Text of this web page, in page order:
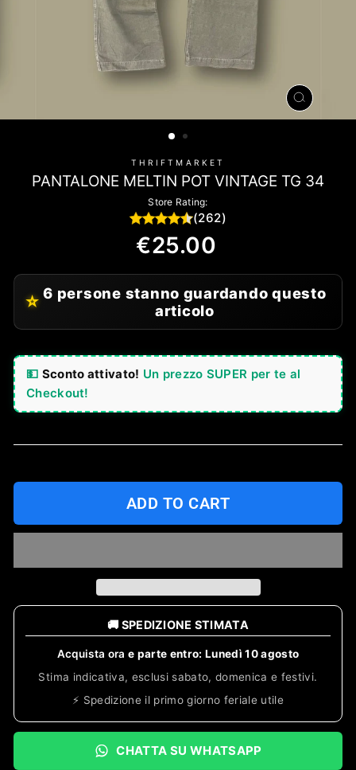
CHIUDI
(ESC)
THRIFTMARKET
PANTALONE MELTIN POT VINTAGE TG 34
Store Rating:
(262)
Regular
price
€25.00
⭐ 6 persone stanno guardando questo
articolo
💵 Sconto attivato! Un prezzo SUPER per te al
Checkout!
ADD TO CART
🚚 SPEDIZIONE STIMATA
Acquista ora e parte entro:Lunedì 10 agosto
Stima indicativa, esclusi sabato, domenica e festivi.
⚡ Spedizione il primo giorno feriale utile
CHATTA SU WHATSAPP